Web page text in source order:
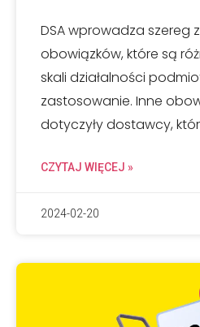
DSA wprowadza szereg
obowiązków, które są
skali działalności
zastosowanie. Inne
dotyczyły dostawcy,
CZYTAJ WIĘCEJ »
2024-02-20